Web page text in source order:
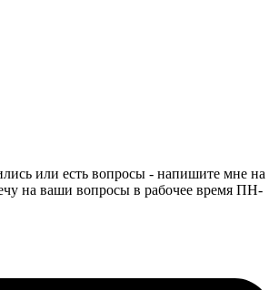
или есть вопросы - напишите мне на
на ваши вопросы в рабочее время ПН-